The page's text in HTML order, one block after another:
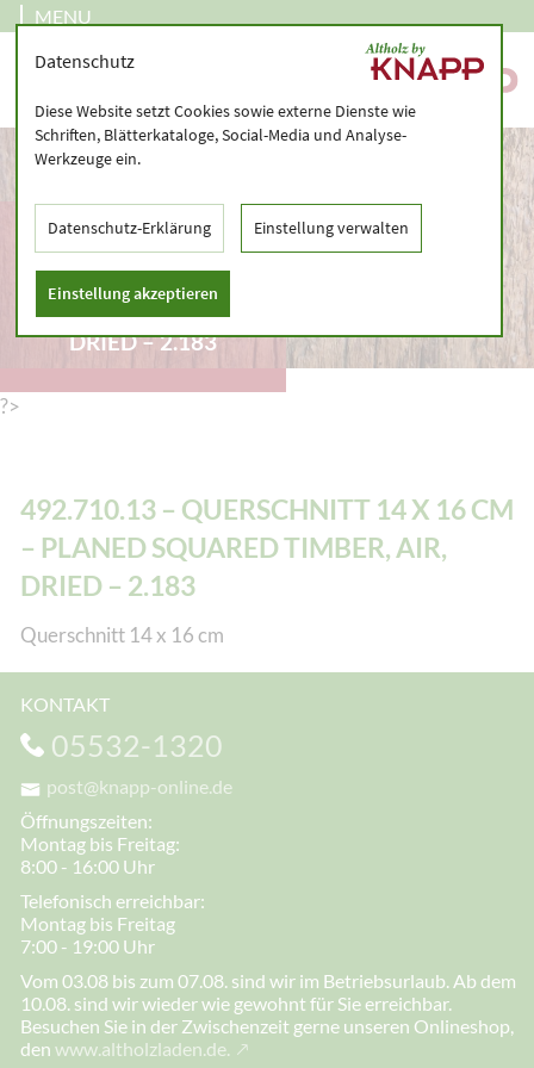
MENU
492.710.13 –
QUERSCHNITT 14 X 16
CM – PLANED
SQUARED TIMBER, AIR,
DRIED – 2.183
?>
492.710.13 – QUERSCHNITT 14 X 16 CM
– PLANED SQUARED TIMBER, AIR,
DRIED – 2.183
Querschnitt 14 x 16 cm
KONTAKT
05532-1320
post@knapp-online.de
Öffnungszeiten:
Montag bis Freitag:
8:00 - 16:00 Uhr
Telefonisch erreichbar:
Montag bis Freitag
7:00 - 19:00 Uhr
Vom 03.08 bis zum 07.08. sind wir im Betriebsurlaub. Ab dem
10.08. sind wir wieder wie gewohnt für Sie erreichbar.
Besuchen Sie in der Zwischenzeit gerne unseren Onlineshop,
den www.altholzladen.de.
Datenschutz
Diese Website setzt Cookies sowie externe Dienste wie
Schriften, Blätterkataloge, Social-Media und Analyse-
Werkzeuge ein.
Datenschutz-Erklärung Einstellung verwalten
Einstellung akzeptieren